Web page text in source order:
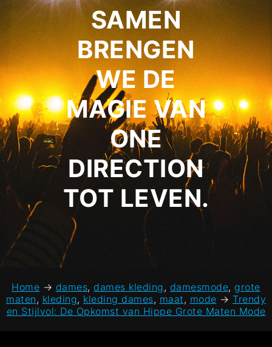
SAMEN
BRENGEN
WE DE
MAGIE VAN
ONE
DIRECTION
TOT LEVEN.
Home → dames, dames kleding, damesmode, grote
maten, kleding, kleding dames, maat, mode → Trendy
en Stijlvol: De Opkomst van Hippe Grote Maten Mode